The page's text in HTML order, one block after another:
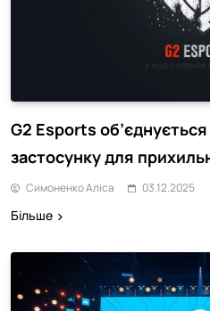
G2 Esports
застосунку для
Симоненко Аліса 03.12.2025
Більше